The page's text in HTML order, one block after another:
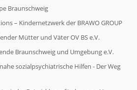
Braunschweig
– Kindernetzwerk der BRAWO GROUP
Mütter und Väter OV BS e.V.
Braunschweig und Umgebung e.V.
sozialpsychiatrische Hilfen - Der Weg